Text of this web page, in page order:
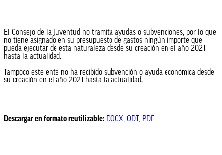
Ayudas y subvenciones
El Consejo de la Juventud no tramita ayudas o subvenciones, por lo que
no tiene asignado en su presupuesto de gastos ningún importe que
pueda ejecutar de esta naturaleza desde su creación en el año 2021
hasta la actualidad.
Tampoco este ente no ha recibido subvención o ayuda económica desde
su creación en el año 2021 hasta la actualidad.
Descargar en formato reutilizable: DOCX, ODT , PDF